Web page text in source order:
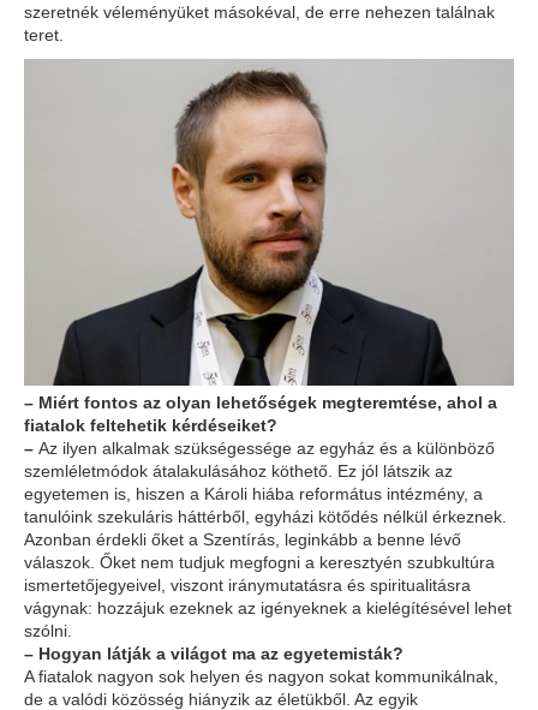
szeretnék véleményüket másokéval, de erre nehezen találnak
teret.
– Miért fontos az olyan lehetőségek megteremtése, ahol a
fiatalok feltehetik kérdéseiket?
– Az ilyen alkalmak szükségessége az egyház és a különböző
szemléletmódok átalakulásához köthető. Ez jól látszik az
egyetemen is, hiszen a Károli hiába református intézmény, a
tanulóink szekuláris háttérből, egyházi kötődés nélkül érkeznek.
Azonban érdekli őket a Szentírás, leginkább a benne lévő
válaszok. Őket nem tudjuk megfogni a keresztyén szubkultúra
ismertetőjegyeivel, viszont iránymutatásra és spiritualitásra
vágynak: hozzájuk ezeknek az igényeknek a kielégítésével lehet
szólni.
– Hogyan látják a világot ma az egyetemisták?
A fiatalok nagyon sok helyen és nagyon sokat kommunikálnak,
de a valódi közösség hiányzik az életükből. Az egyik